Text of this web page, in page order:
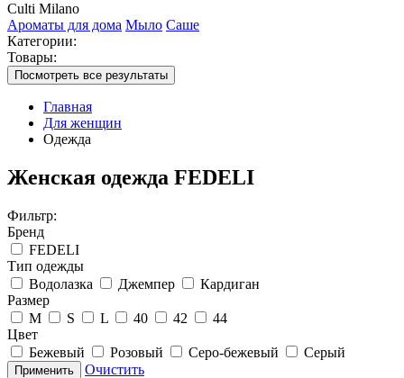
Culti Milano
Ароматы для дома Мыло Саше
Категории:
Товары:
Посмотреть все результаты
Главная
Для женщин
Одежда
Женская одежда FEDELI
Фильтр:
Бренд
FEDELI
Тип одежды
Водолазка
Джемпер
Кардиган
Размер
M
S L 40 42
44
Цвет
Бежевый
Розовый Серо-бежевый Серый
Применить
Очистить